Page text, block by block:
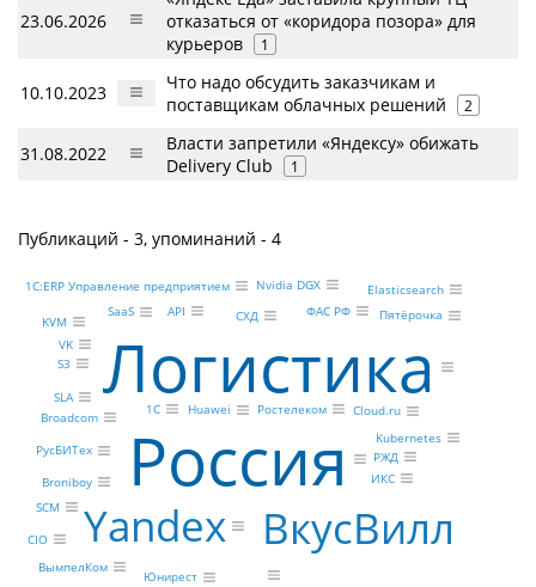
23.06.2026
отказаться от «коридора позора» для
курьеров
1
10.10.2023
Что надо обсудить заказчикам и
поставщикам облачных решений
2
31.08.2022
Власти запретили «Яндексу» обижать
Delivery Club
1
Публикаций - 3, упоминаний - 4
Россия
Логистика
Yandex ВкусВилл
Ростелеком
Broadcom Huawei Cloud.ru
1С
ИКС
РусБИТех
VK
ВымпелКом
Broniboy
Юнирест
РЖД
Пятёрочка
ФАС РФ
S3
Kubernetes
СХД
KVM
SLA
SCM
API
SaaS
Elasticsearch
Nvidia DGX
1С:ERP Управление предприятием
CIO